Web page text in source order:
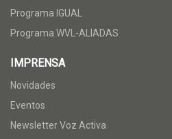
Programa IGUAL
Programa WVL-ALIADAS
IMPRENSA
Novidades
Eventos
Newsletter Voz Activa